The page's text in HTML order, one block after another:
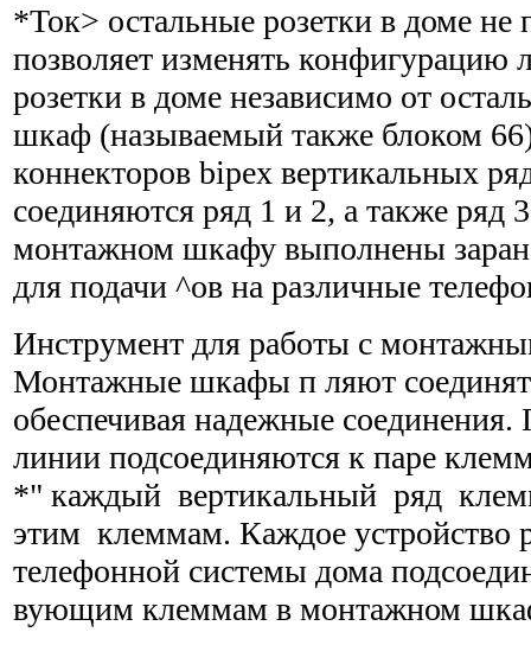
*Ток> остальные розетки в доме не
позволяет изменять конфигурацию
розетки в доме независимо от
шкаф (называемый также блоком
коннекторов bipex вертикальных
соединяются ряд 1 и 2, а также ряд
монтажном шкафу выполнены
для подачи ^ов на различные
Инструмент для работы с
Монтажные шкафы п ляют
обеспечивая надежные
линии подсоединяются к паре
*" каждый вертикальный ряд
этим клеммам. Каждое устройство
телефонной системы дома
вующим клеммам в монтажном